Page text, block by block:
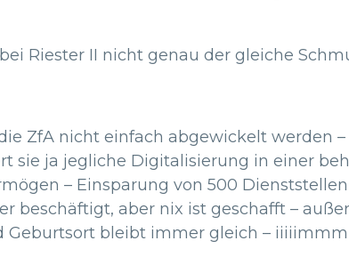
Riester II nicht genau der gleiche
ZfA nicht einfach abgewickelt werden
sie ja jegliche Digitalisierung in einer
– Einsparung von 500
beschäftigt, aber nix ist geschafft –
bleibt immer gleich –